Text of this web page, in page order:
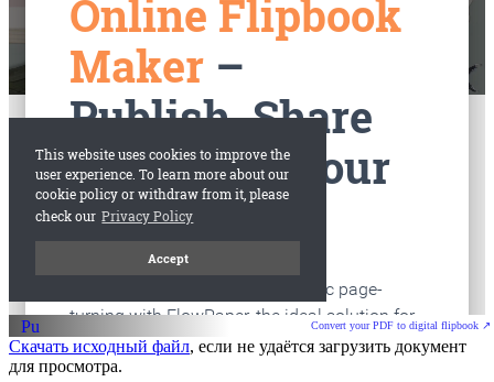
старые газеты
Convert your PDF to digital flipbook ↗
Скачать исходный файл, если не удаётся загрузить документ
для просмотра.